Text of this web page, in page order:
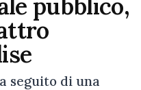
seguito di una